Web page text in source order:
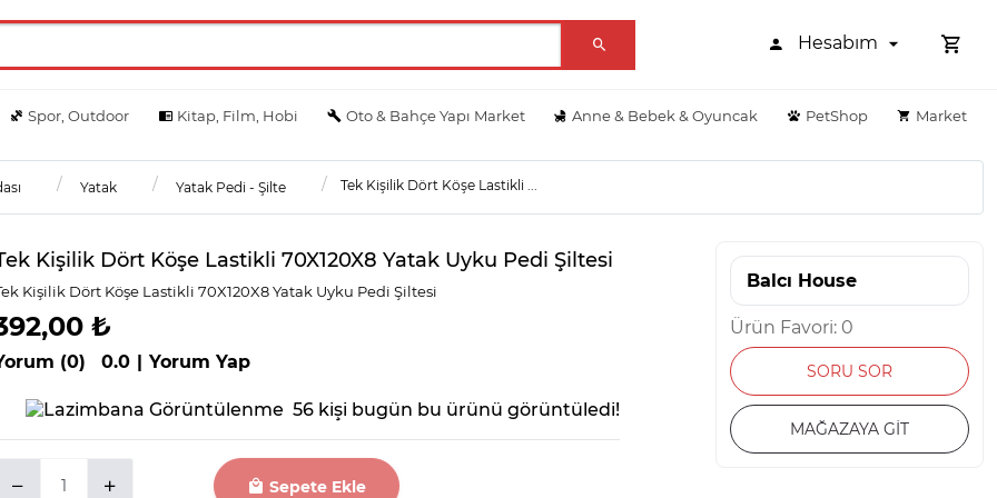
Hesabım
Spor, Outdoor Kitap, Film, Hobi Oto & Bahçe Yapı Market Anne & Bebek & Oyuncak PetShop Market
Yatak Yatak Pedi - Şilte Tek Kişilik Dört Köşe Lastikli ...
Kişilik Dört Köşe Lastikli 70X120X8 Yatak Uyku Pedi Şiltesi
Kişilik Dört Köşe Lastikli 70X120X8 Yatak Uyku Pedi Şiltesi
₺
(0) 0.0 | Yorum Yap
Balcı House
Ürün Favori: 0
SORU SOR
MAĞAZAYA GİT
56 kişi bugün bu ürünü görüntüledi!
Sepete Ekle